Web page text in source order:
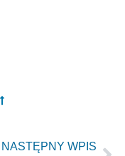
NASTĘPNY WPIS